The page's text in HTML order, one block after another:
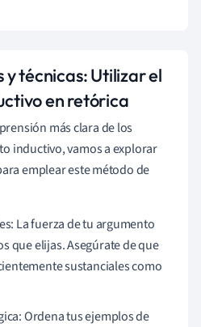
y técnicas: Utilizar el
en retórica
más clara de los
inductivo, vamos a explorar
emplear este método de
La fuerza de tu argumento
que elijas. Asegúrate de que
sustanciales como
Ordena tus ejemplos de